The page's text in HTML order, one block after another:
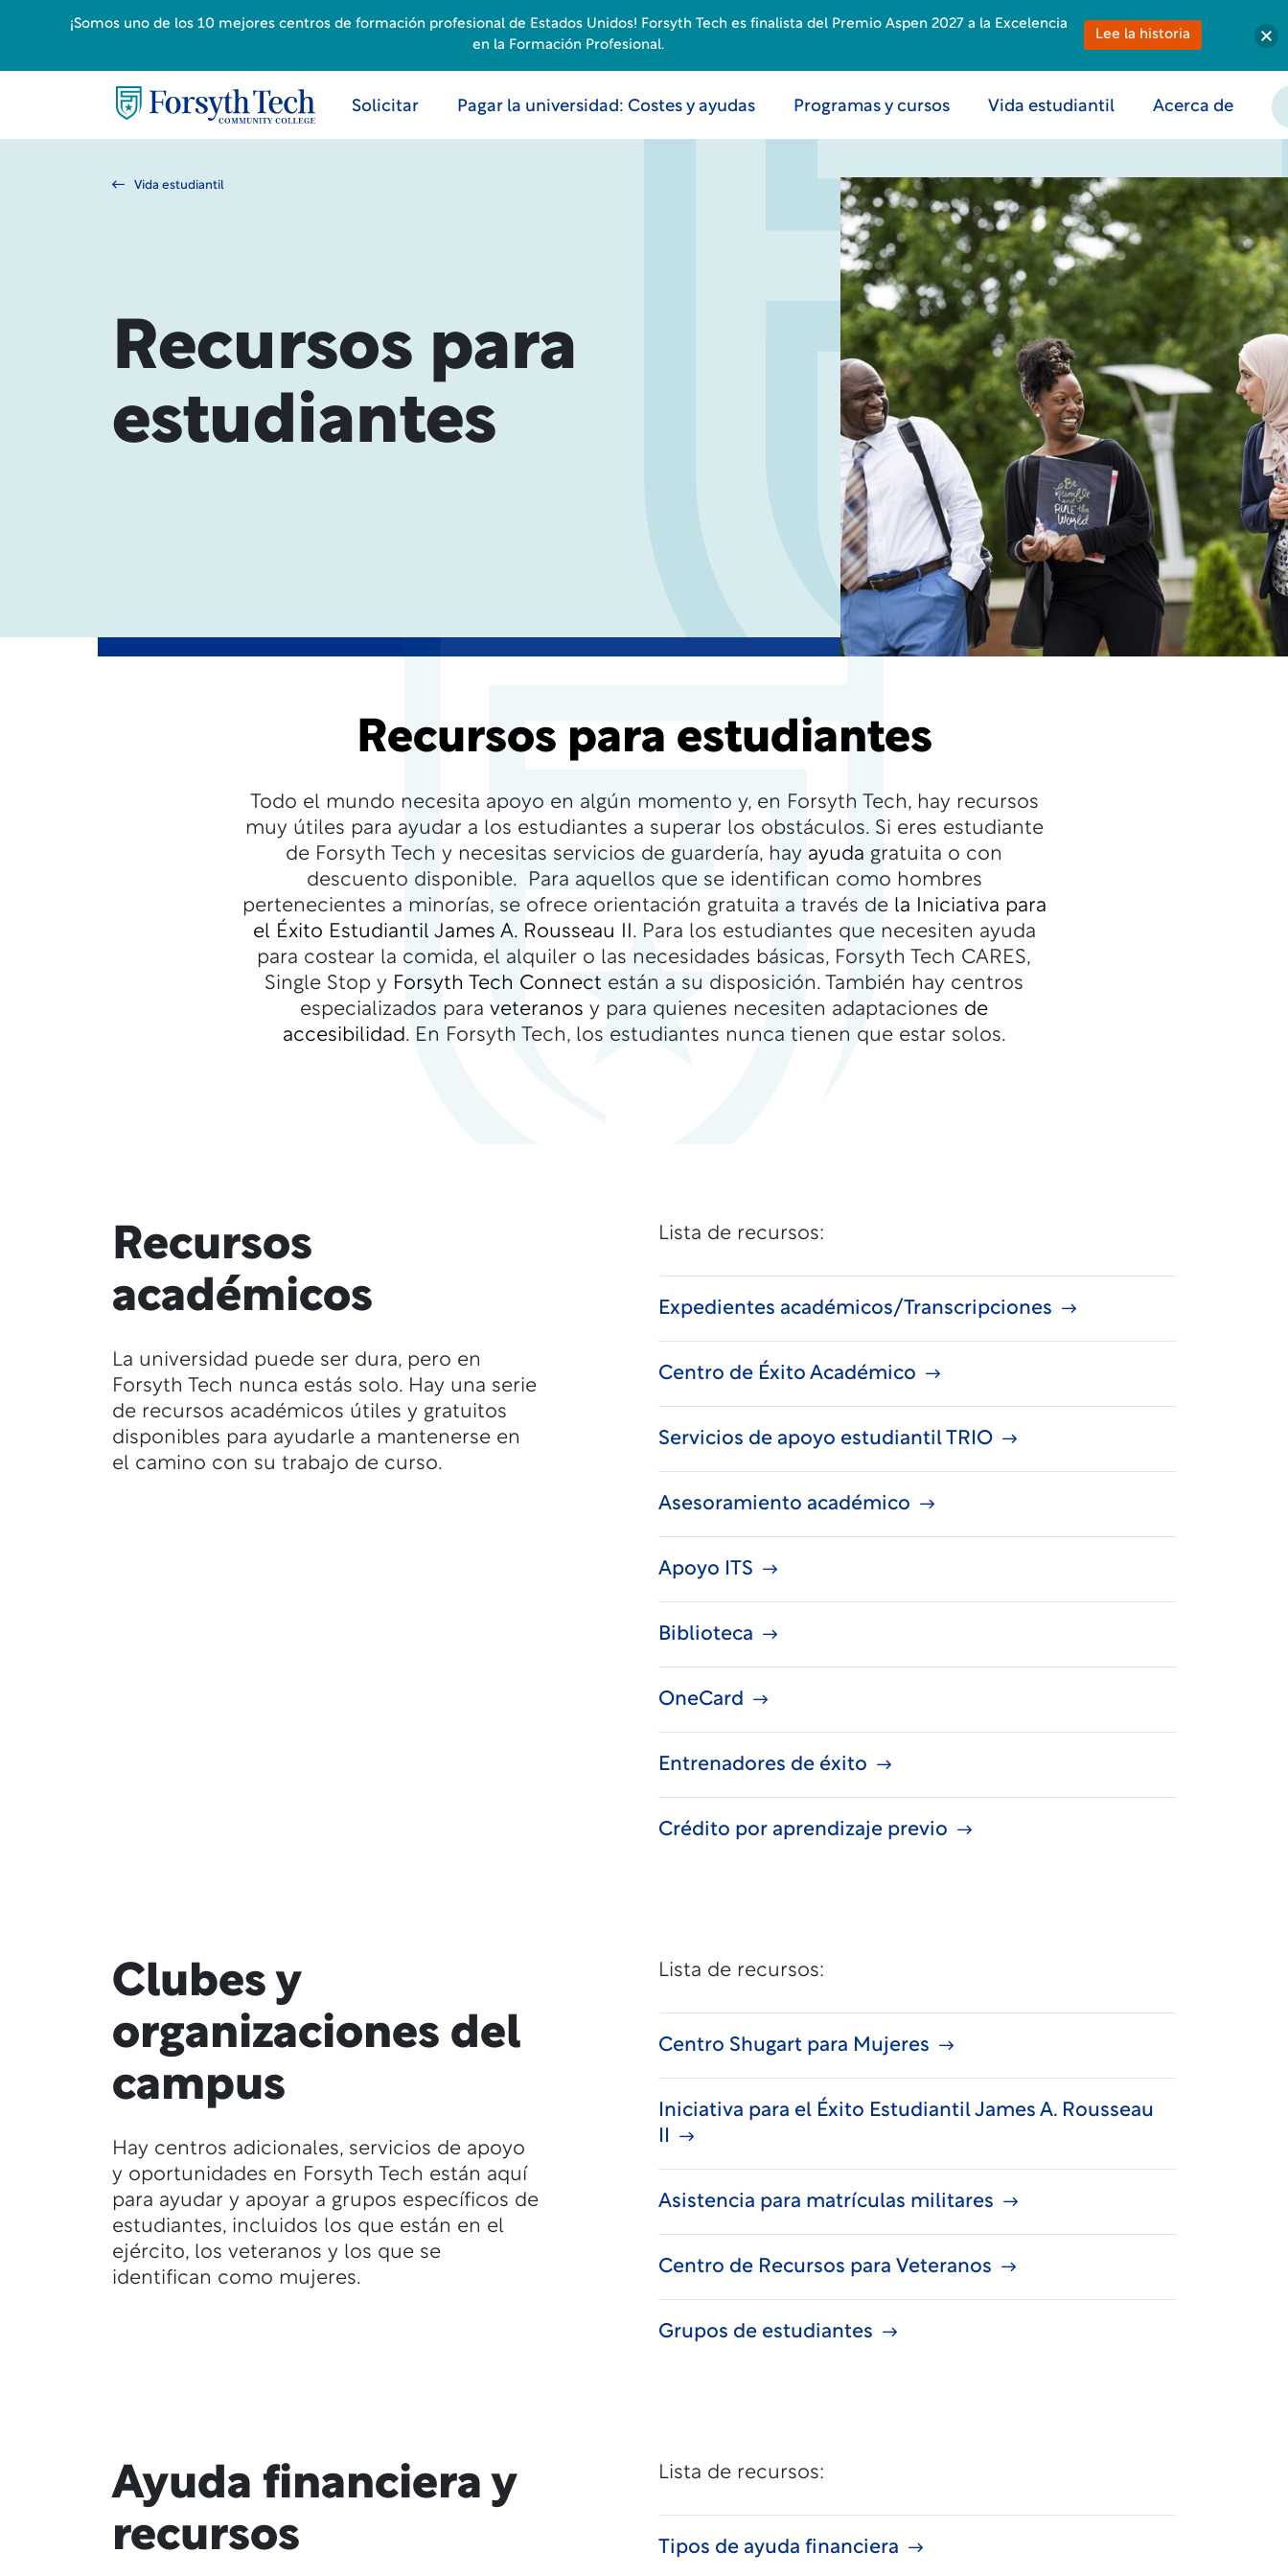
Solicitar Pagar la universidad: Costes y ayudas Programas y cursos Vida estudiantil Acerca de
Vida estudiantil
Recursos para
estudiantes
Recursos para estudiantes
Todo el mundo necesita apoyo en algún momento y, en Forsyth Tech, hay recursos
muy útiles para ayudar a los estudiantes a superar los obstáculos. Si eres estudiante
de Forsyth Tech y necesitas servicios de guardería, hay ayuda gratuita o con
descuento disponible. Para aquellos que se identifican como hombres
pertenecientes a minorías, se ofrece orientación gratuita a través de la Iniciativa para
el Éxito Estudiantil James A. Rousseau II . Para los estudiantes que necesiten ayuda
para costear la comida, el alquiler o las necesidades básicas, Forsyth Tech CARES,
Single Stop y Forsyth Tech Connect están a su disposición. También hay centros
especializados para veteranos y para quienes necesiten adaptaciones de
accesibilidad. En Forsyth Tech, los estudiantes nunca tienen que estar solos.
Recursos
académicos
La universidad puede ser dura, pero en
Forsyth Tech nunca estás solo. Hay una serie
de recursos académicos útiles y gratuitos
disponibles para ayudarle a mantenerse en
el camino con su trabajo de curso.
Lista de recursos:
Expedientes académicos/Transcripciones
Centro de Éxito Académico
Servicios de apoyo estudiantil TRIO
Asesoramiento académico
Apoyo ITS
Biblioteca
OneCard
Entrenadores de éxito
Crédito por aprendizaje previo
Clubes y
organizaciones del
campus
Hay centros adicionales, servicios de apoyo
y oportunidades en Forsyth Tech están aquí
para ayudar y apoyar a grupos específicos de
estudiantes, incluidos los que están en el
ejército, los veteranos y los que se
identifican como mujeres.
Lista de recursos:
Centro Shugart para Mujeres
Iniciativa para el Éxito Estudiantil James A. Rousseau
Asistencia para matrículas militares
Centro de Recursos para Veteranos
Grupos de estudiantes
Ayuda financiera y
recursos
Lista de recursos:
Tipos de ayuda financiera
¡Somos uno de los 10 mejores centros de formación profesional de Estados Unidos! Forsyth Tech es finalista del Premio Aspen 2027 a la Excelencia
en la Formación Profesional.
Lee la historia